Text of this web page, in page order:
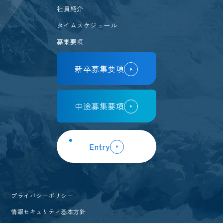
社員紹介
タイムスケジュール
募集要項
新卒募集要項
中途募集要項
Entry
プライバシーポリシー
情報セキュリティ基本方針